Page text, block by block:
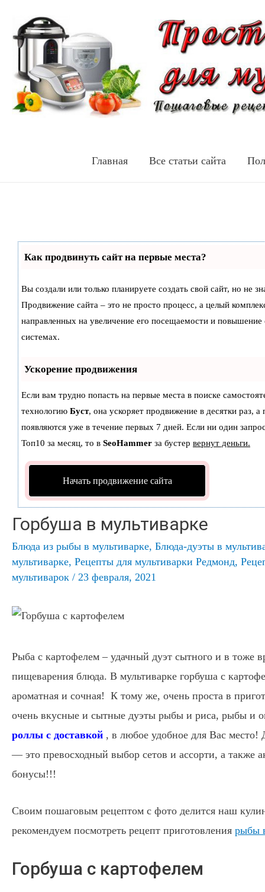
Главная Все статьи сайта
Как продвинуть сайт на первые места?
Вы создали или только планируете создать свой сайт, но не
Продвижение сайта – это не просто процесс, а целый
направленных на увеличение его посещаемости и повышение
системах.
Ускорение продвижения
Если вам трудно попасть на первые места в поиске
технологию Буст, она ускоряет продвижение в десятки раз, а
появляются уже в течение первых 7 дней. Если ни один
Топ10 за месяц, то в SeoHammer за бустер вернут деньги.
Начать продвижение сайта
Горбуша в мультиварке
Блюда из рыбы в мультиварке, Блюда-дуэты в
мультиварке, Рецепты для мультиварки Редмонд,
мультиварок / 23 февраля, 2021
Рыба с картофелем – удачный дуэт сытного и в тоже
пищеварения блюда. В мультиварке горбуша с
ароматная и сочная! К тому же, очень проста в
очень вкусные и сытные дуэты рыбы и риса, рыбы и
роллы с доставкой , в любое удобное для Вас место!
— это превосходный выбор сетов и ассорти, а также
бонусы!!!
Своим пошаговым рецептом с фото делится наш
рекомендуем посмотреть рецепт приготовления рыбы
Горбуша с картофелем